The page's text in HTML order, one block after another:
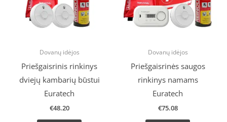
Dovanų idėjos
Priešgaisrinis rinkinys
dviejų kambarių būstui
Euratech
€48.20
Dovanų idėjos
Priešgaisrinės saugos
rinkinys namams
Euratech
€75.08